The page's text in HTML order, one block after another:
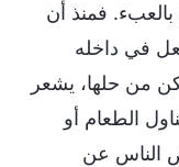
فمنذ أن
في داخله
من حلها، يشعر
الطعام أو
الناس عن